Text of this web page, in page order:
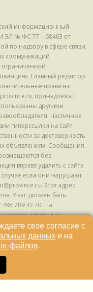
информационный
ЭЛ № ФС 77 – 68463 от
по надзору в сфере связи,
коммуникаций
ограниченной
Главный редактор
права на
принадлежат
другими
Частичное
гиперссылки на сайт
за достоверность
объявлениях. Сообщения
без
вправе удалить с сайта
если они нарушают
Этот адрес
У вас должен быть
495 789 42 70. На
предоставления
и анализа сведений,
сети "Интернет",
Федерации) © ООО ИД
свое согласие с
данныхи на
файлов.